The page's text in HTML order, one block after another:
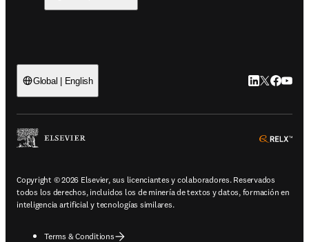
Global | English LinkedIn se
Twitter se
Copyright © 2026 Elsevier, sus licenciantes y colaboradores. Reservados
todos los derechos, incluidos los de minería de textos y datos, formación en
inteligencia artificial y tecnologías similares.
Terms & Conditions